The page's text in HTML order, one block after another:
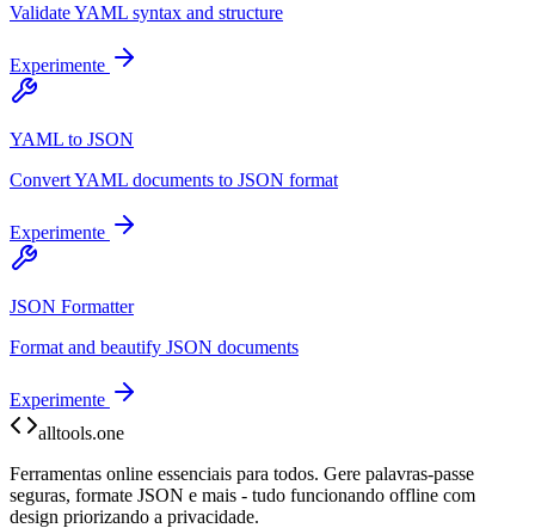
Validate YAML syntax and structure
Experimente
YAML to JSON
Convert YAML documents to JSON format
Experimente
JSON Formatter
Format and beautify JSON documents
Experimente
alltools.one
Ferramentas online essenciais para todos. Gere palavras-passe
seguras, formate JSON e mais - tudo funcionando offline com
design priorizando a privacidade.